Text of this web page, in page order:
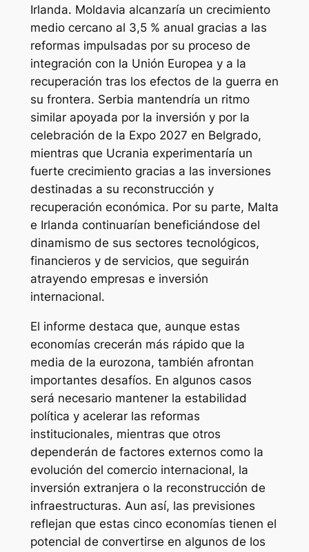
Irlanda. Moldavia alcanzaría un crecimiento
medio cercano al 3,5 % anual gracias a las
reformas impulsadas por su proceso de
integración con la Unión Europea y a la
recuperación tras los efectos de la guerra en
su frontera. Serbia mantendría un ritmo
similar apoyada por la inversión y por la
celebración de la Expo 2027 en Belgrado,
mientras que Ucrania experimentaría un
fuerte crecimiento gracias a las inversiones
destinadas a su reconstrucción y
recuperación económica. Por su parte, Malta
e Irlanda continuarían beneficiándose del
dinamismo de sus sectores tecnológicos,
financieros y de servicios, que seguirán
atrayendo empresas e inversión
internacional.
El informe destaca que, aunque estas
economías crecerán más rápido que la
media de la eurozona, también afrontan
importantes desafíos. En algunos casos
será necesario mantener la estabilidad
política y acelerar las reformas
institucionales, mientras que otros
dependerán de factores externos como la
evolución del comercio internacional, la
inversión extranjera o la reconstrucción de
infraestructuras. Aun así, las previsiones
reflejan que estas cinco economías tienen el
potencial de convertirse en algunos de los